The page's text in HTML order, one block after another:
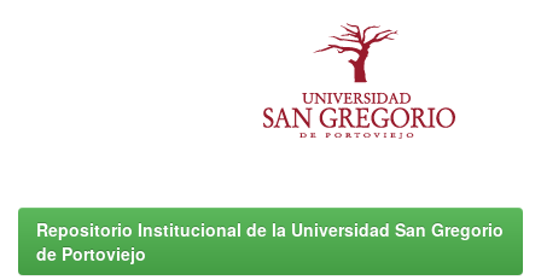
Repositorio Institucional de la Universidad San Gregorio
de Portoviejo